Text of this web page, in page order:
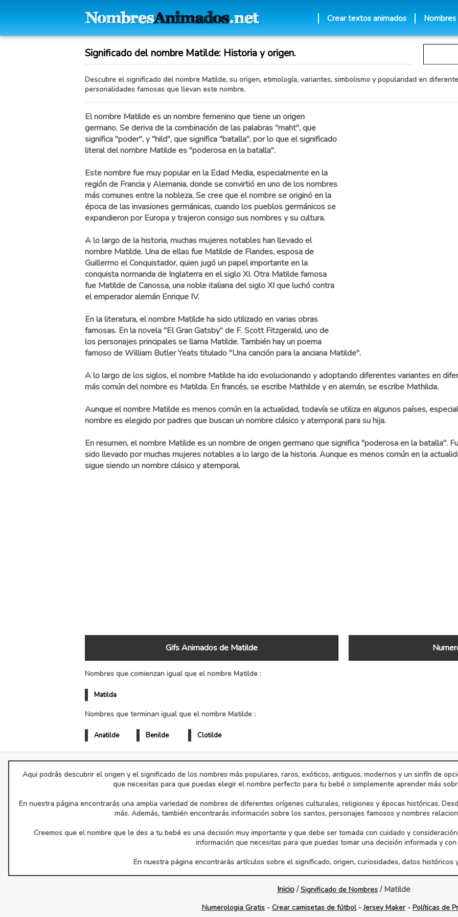
Crear textos animados
Significado del nombre Matilde: Historia y origen.
Descubre el significado del nombre Matilde, su origen, etimología, variantes, simbolismo y popularidad en
personalidades famosas que llevan este nombre.
El nombre Matilde es un nombre femenino que tiene un origen
germano. Se deriva de la combinación de las palabras "maht", que
significa "poder", y "hild", que significa "batalla", por lo que el significado
literal del nombre Matilde es "poderosa en la batalla".
Este nombre fue muy popular en la Edad Media, especialmente en la
región de Francia y Alemania, donde se convirtió en uno de los nombres
más comunes entre la nobleza. Se cree que el nombre se originó en la
época de las invasiones germánicas, cuando los pueblos germánicos se
expandieron por Europa y trajeron consigo sus nombres y su cultura.
A lo largo de la historia, muchas mujeres notables han llevado el
nombre Matilde. Una de ellas fue Matilde de Flandes, esposa de
Guillermo el Conquistador, quien jugó un papel importante en la
conquista normanda de Inglaterra en el siglo XI. Otra Matilde famosa
fue Matilde de Canossa, una noble italiana del siglo XI que luchó contra
el emperador alemán Enrique IV.
En la literatura, el nombre Matilde ha sido utilizado en varias obras
famosas. En la novela "El Gran Gatsby" de F. Scott Fitzgerald, uno de
los personajes principales se llama Matilde. También hay un poema
famoso de William Butler Yeats titulado "Una canción para la anciana Matilde".
A lo largo de los siglos, el nombre Matilde ha ido evolucionando y adoptando diferentes variantes en
más común del nombre es Matilda. En francés, se escribe Mathilde y en alemán, se escribe Mathilda.
Aunque el nombre Matilde es menos común en la actualidad, todavía se utiliza en algunos países,
nombre es elegido por padres que buscan un nombre clásico y atemporal para su hija.
En resumen, el nombre Matilde es un nombre de origen germano que significa "poderosa en la batalla".
sido llevado por muchas mujeres notables a lo largo de la historia. Aunque es menos común en la
sigue siendo un nombre clásico y atemporal.
Gifs Animados de Matilde
Nombres que comienzan igual que el nombre Matilde :
Matilda
Nombres que terminan igual que el nombre Matilde :
Anatilde Benilde Clotilde
Aqui podrás descubrir el origen y el significado de los nombres más populares, raros, exóticos, antiguos, modernos y un sinfín de
que necesitas para que puedas elegir el nombre perfecto para tu bebé o simplemente aprender más
En nuestra página encontrarás una amplia variedad de nombres de diferentes orígenes culturales, religiones y épocas históricas.
más. Además, también encontrarás información sobre los santos, personajes famosos y nombres
Creemos que el nombre que le des a tu bebé es una decisión muy importante y que debe ser tomada con cuidado y
información que necesitas para que puedas tomar una decisión informada y
En nuestra página encontrarás artículos sobre el significado, origen, curiosidades, datos históricos
Inicio/Significado de Nombres/ Matilde
Numerologia Gratis - Crear camisetas de fútbol-Jersey Maker - Políticas de